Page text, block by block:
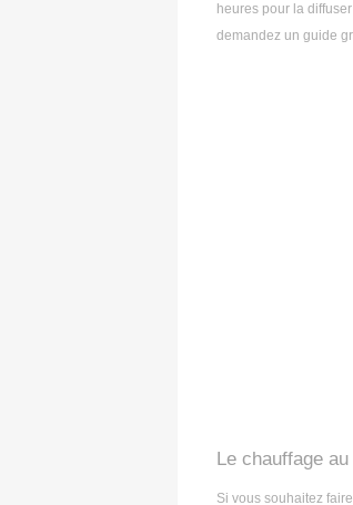
heures pour la
demandez un guide
Le chauffage au
Si vous souhaitez